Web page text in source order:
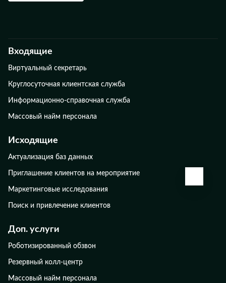
Входящие
Виртуальный секретарь
Круглосуточная клиентская служба
Информационно-справочная служба
Массовый найм персонала
Исходящие
Актуализация баз данных
Приглашение клиентов на мероприятие
Маркетинговые исследования
Поиск и привлечение клиентов
Доп. услуги
Роботизированный обзвон
Резервный колл-центр
Массовый найм персонала